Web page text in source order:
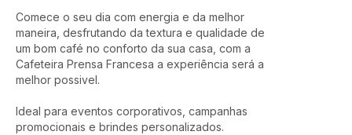
Comece o seu dia com energia e da melhor
maneira, desfrutando da textura e qualidade de
um bom café no conforto da sua casa, com a
Cafeteira Prensa Francesa a experiência será a
melhor possivel.
Ideal para eventos corporativos, campanhas
promocionais e brindes personalizados.